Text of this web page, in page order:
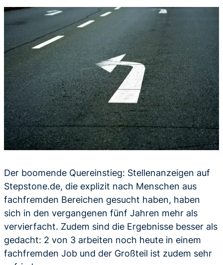
Der boomende Quereinstieg: Stellenanzeigen auf
Stepstone.de, die explizit nach Menschen aus
fachfremden Bereichen gesucht haben, haben
sich in den vergangenen fünf Jahren mehr als
vervierfacht. Zudem sind die Ergebnisse besser als
gedacht: 2 von 3 arbeiten noch heute in einem
fachfremden Job und der Großteil ist zudem sehr